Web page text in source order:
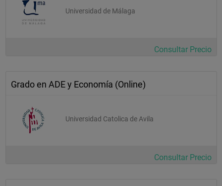
Universidad de Málaga
Consultar Precio
Grado en ADE y Economía (Online)
Universidad Catolica de Avila
Consultar Precio